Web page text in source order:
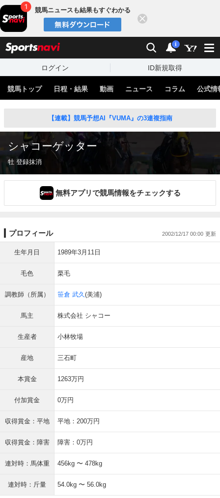
競馬ニュースも結果もすぐわかる
検索 通知
i
ログイン ID新規取得
競馬トップ 日程・結果 動画 ニュース コラム 公式情
【連載】競馬予想AI『VUMA』の3連複指南
シャコーゲッター
牡 登録抹消
無料アプリで競馬情報をチェックする
プロフィール 2002/12/17 00:00
生年月日 1989年3月11日
毛色 栗毛
調教師（所属） 笹倉 武久(美浦)
馬主 株式会社 シャコー
生産者 小林牧場
産地 三石町
本賞金 1263万円
付加賞金 0万円
収得賞金：平地 平地：200万円
収得賞金：障害 障害：0万円
連対時：馬体重 456kg 〜 478kg
連対時：斤量 54.0kg 〜 56.0kg